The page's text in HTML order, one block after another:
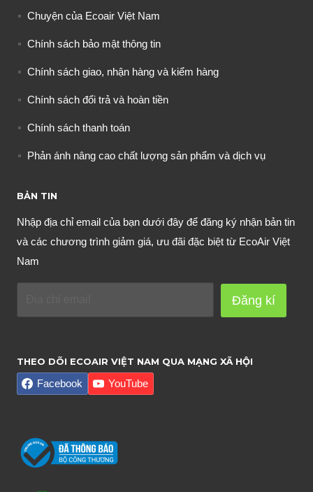
Chuyện của Ecoair Việt Nam
Chính sách bảo mật thông tin
Chính sách giao, nhận hàng và kiểm hàng
Chính sách đổi trả và hoàn tiền
Chính sách thanh toán
Phản ánh nâng cao chất lượng sản phẩm và dịch vụ
BẢN TIN
Nhập địa chỉ email của bạn dưới đây để đăng ký nhận bản tin
và các chương trình giảm giá, ưu đãi đặc biệt từ EcoAir Việt
Nam
Đăng kí
THEO DÕI ECOAIR VIỆT NAM QUA MẠNG XÃ HỘI
Facebook YouTube